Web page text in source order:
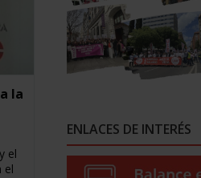
la
el
el
ENLACES DE INTERÉS